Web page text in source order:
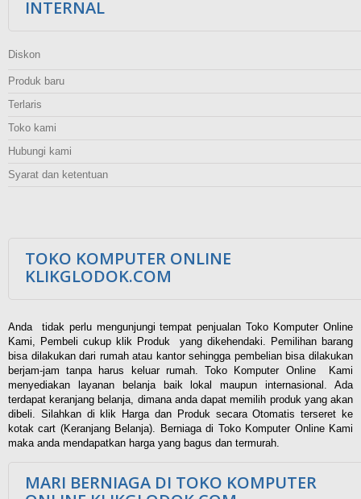
INTERNAL
Diskon
Produk baru
Terlaris
Toko kami
Hubungi kami
Syarat dan ketentuan
TOKO KOMPUTER ONLINE
KLIKGLODOK.COM
Anda tidak perlu mengunjungi tempat penjualan Toko Komputer Online
Kami, Pembeli cukup klik Produk yang dikehendaki. Pemilihan barang
bisa dilakukan dari rumah atau kantor sehingga pembelian bisa dilakukan
berjam-jam tanpa harus keluar rumah. Toko Komputer Online Kami
menyediakan layanan belanja baik lokal maupun internasional. Ada
terdapat keranjang belanja, dimana anda dapat memilih produk yang akan
dibeli. Silahkan di klik Harga dan Produk secara Otomatis terseret ke
kotak cart (Keranjang Belanja). Berniaga di Toko Komputer Online Kami
maka anda mendapatkan harga yang bagus dan termurah.
MARI BERNIAGA DI TOKO KOMPUTER